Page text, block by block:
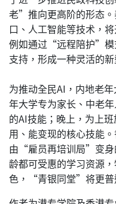
老”推向更高阶的形态
口、人工智能等技术，
例如通过“远程陪护”模
支持，形成一种灵活的
为推动全民AI，内地老
年大学专为家长、中老
的AI技能；晚上，为上
用、能变现的核心技能
由“雇员再培训局”变
龄都可受惠的学习资源
色，“青银同堂”将更普